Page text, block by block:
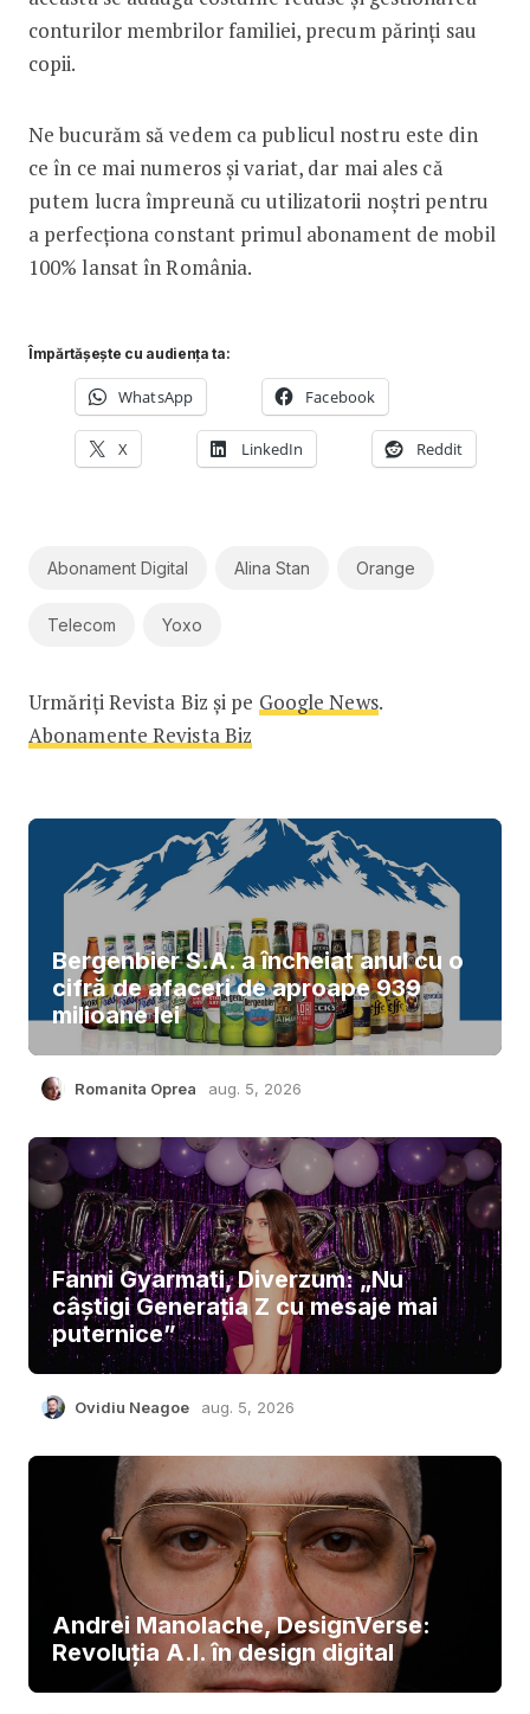
conturilor membrilor familiei, precum părinți sau
copii.
Ne bucurăm să vedem ca publicul nostru este din
ce în ce mai numeros și variat, dar mai ales că
putem lucra împreună cu utilizatorii noștri pentru
a perfecționa constant primul abonament de mobil
100% lansat în România.
Împărtășește cu audiența ta:
WhatsApp Facebook
X LinkedIn Reddit
Abonament Digital Alina Stan Orange
Telecom Yoxo
Urmăriți Revista Biz și pe Google News.
Abonamente Revista Biz
Bergenbier S.A. a încheiat anul cu o
cifră de afaceri de aproape 939
milioane lei
Romanita Oprea aug. 5, 2026
Fanni Gyarmati, Diverzum: „Nu
câștigi Generația Z cu mesaje mai
puternice”
Ovidiu Neagoe aug. 5, 2026
Andrei Manolache, DesignVerse:
Revoluția A.I. în design digital